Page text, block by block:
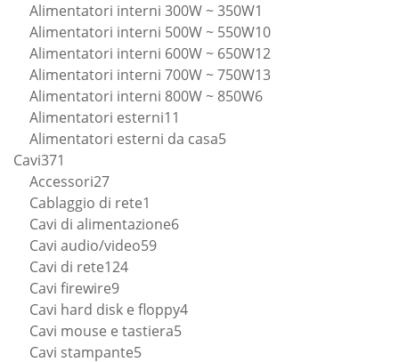
prodotti
Alimentatori interni 300W ~ 350W1
prodotto
Alimentatori interni 500W ~ 550W1010
Alimentatori interni 600W ~ 650W12
prodotti
Alimentatori interni 700W ~ 750W1313
Alimentatori interni 800W ~ 850W66
Alimentatori esterni11
prodotti
Alimentatori esterni da casa55
Cavi371
prodotti
Accessori2727
prodotti
Cablaggio di rete1
prodotto
Cavi di alimentazione66
Cavi audio/video5959
Cavi di rete124124
Cavi firewire99
prodotti
Cavi hard disk e floppy44
Cavi mouse e tastiera55
Cavi stampante55